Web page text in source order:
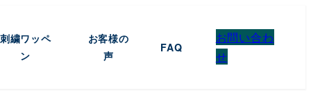
刺繍ワッペ
ン
お客様の
声
FAQ
お問い合わ
せ